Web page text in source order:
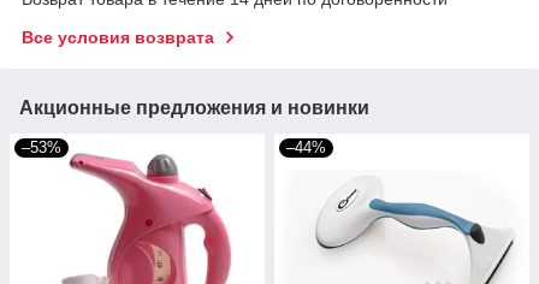
Все условия возврата
Акционные предложения и новинки
–53% –44%